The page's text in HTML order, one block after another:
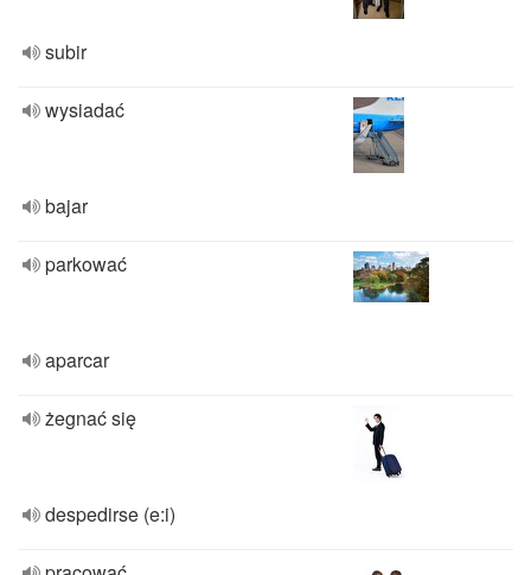
subir
wysiadać
bajar
parkować
aparcar
żegnać się
despedirse (e:i)